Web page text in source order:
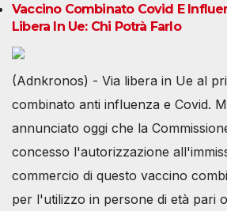
Vaccino Combinato Covid E
Libera In Ue: Chi Potrà Farlo
(Adnkronos) - Via libera in Ue al
combinato anti influenza e Covid.
annunciato oggi che la
concesso l'autorizzazione
commercio di questo vaccino
per l'utilizzo in persone di età pari